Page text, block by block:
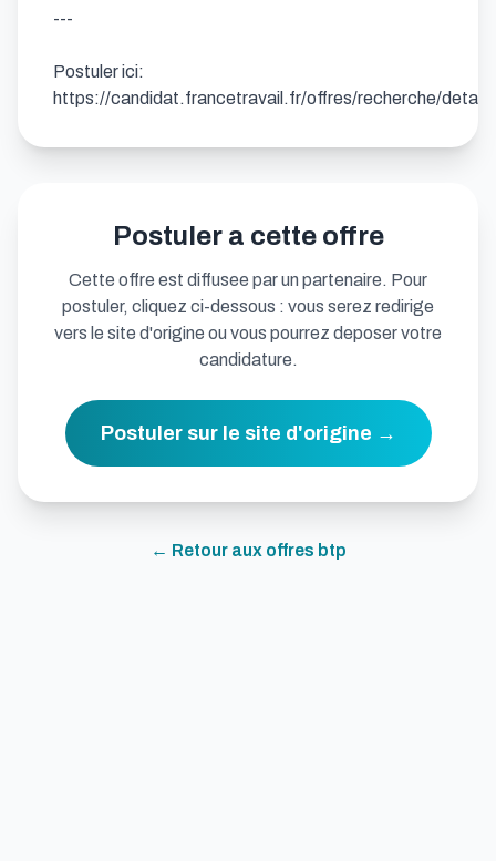
---
Postuler ici:
https://candidat.francetravail.fr/offres/recherche/detail/
Postuler a cette offre
Cette offre est diffusee par un partenaire. Pour
postuler, cliquez ci-dessous : vous serez redirige
vers le site d'origine ou vous pourrez deposer votre
candidature.
Postuler sur le site d'origine →
← Retour aux offres btp